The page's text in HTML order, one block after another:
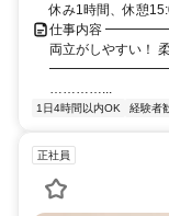
休み1時間、休憩
仕事内容
両立がしやすい！
1日4時間以内OK 経験者
正社員